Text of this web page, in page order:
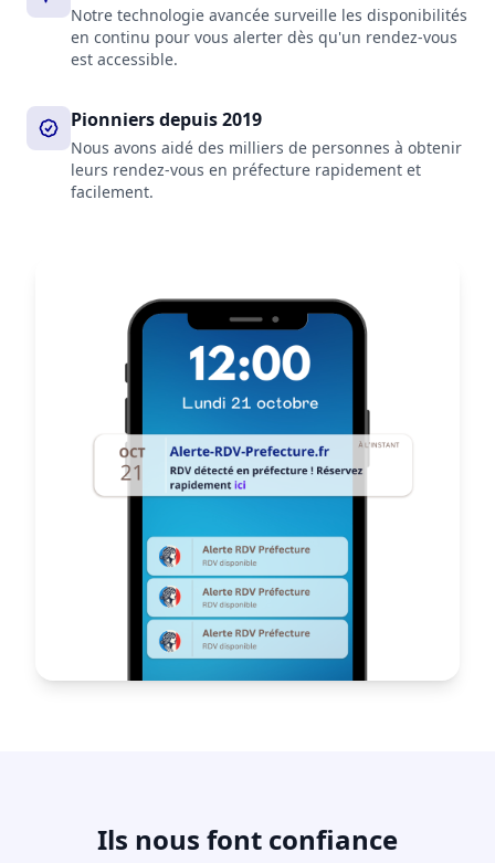
Notre technologie avancée surveille les disponibilités
en continu pour vous alerter dès qu'un rendez-vous
est accessible.
Pionniers depuis 2019
Nous avons aidé des milliers de personnes à obtenir
leurs rendez-vous en préfecture rapidement et
facilement.
Ils nous font confiance